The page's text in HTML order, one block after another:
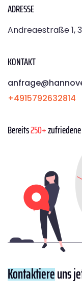
ADRESSE
Andreaestraße 1,
KONTAKT
+4915792632814
Bereits250+
Kontaktiereuns